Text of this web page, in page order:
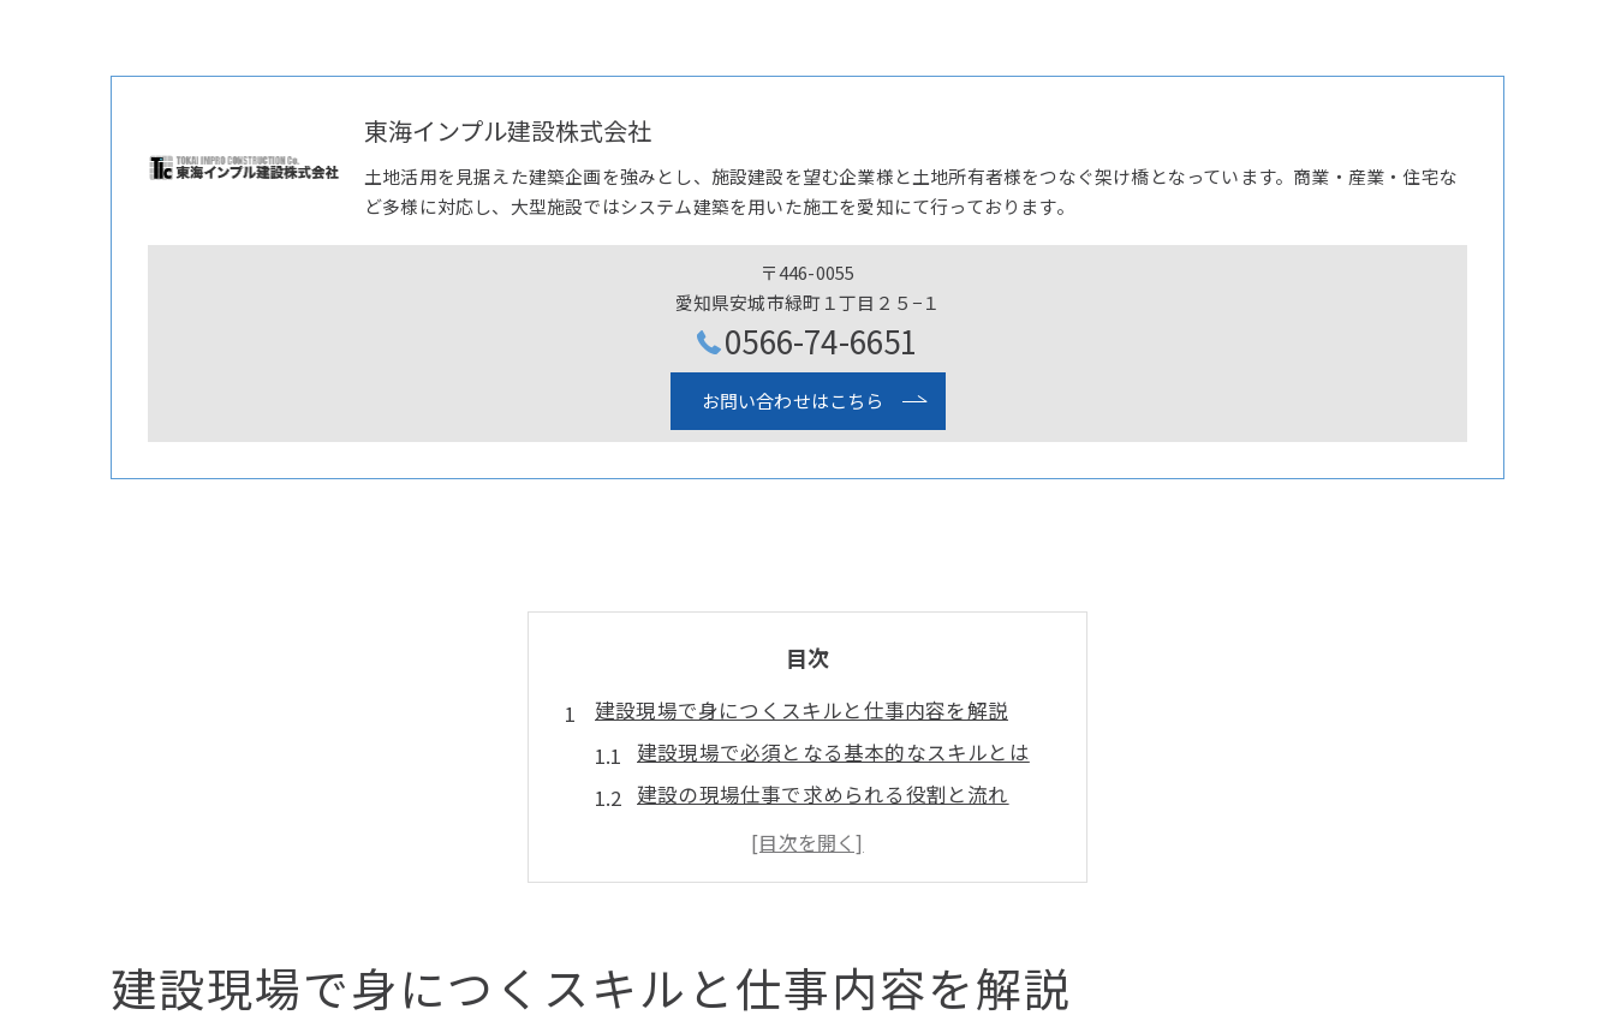
東海インプル建設株式会社
土地活用を見据えた建築企画を強みとし、施設建設を望む企業様と土地所有者様をつなぐ架け橋となっています。商業・産業・住宅な
ど多様に対応し、大型施設ではシステム建築を用いた施工を愛知にて行っております。
〒446-0055
愛知県安城市緑町１丁目２５−１
0566-74-6651
お問い合わせはこちら
目次
建設現場で身につくスキルと仕事内容を解説
建設現場で必須となる基本的なスキルとは
建設の現場仕事で求められる役割と流れ
土木や内装仕上工事で学べる建設技術
建設現場動画で理解する実際の仕事内容
現場ならではの建設業界の基礎知識入門
建設現場で知るべき業界用語と基礎知識
建設現場で身につくスキルと仕事内容を解説